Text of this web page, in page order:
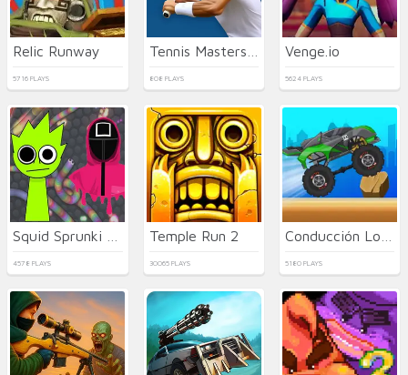
Relic Runway
5716 PLAYS 808 PLAYS
Venge.io
5624 PLAYS
4578 PLAYS
Temple Run 2
30065 PLAYS 5180 PLAYS